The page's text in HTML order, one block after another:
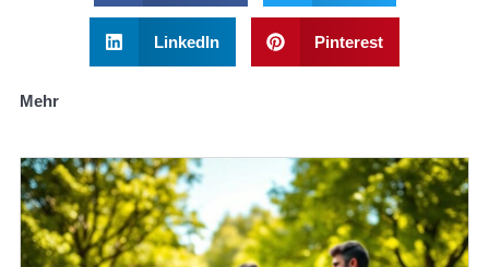
LinkedIn Pinterest
Mehr